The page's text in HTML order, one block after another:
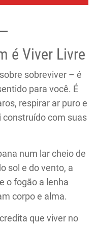
é Viver Livre
sobreviver – é
para você. É
respirar ar puro e
construído com suas
num lar cheio de
sol e do vento, a
o fogão a lenha
corpo e alma.
que viver no